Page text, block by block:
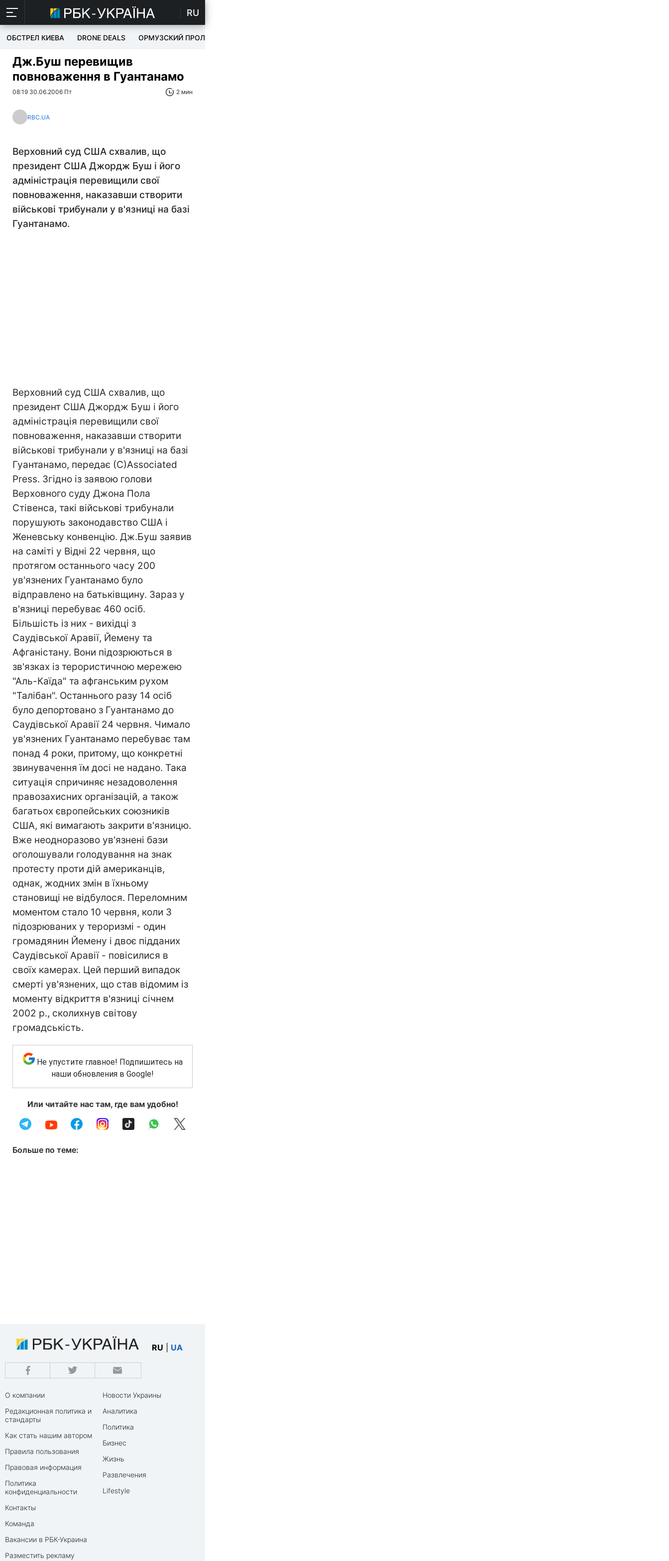
RU
ОБСТРЕЛ КИЕВА DRONE DEALS ОРМУЗСКИЙ ПРОЛИВ
Дж.Буш перевищив
повноваження в Гуантанамо
08:19 30.06.2006 Пт 2 мин
RBC.UA
Верховний суд США схвалив, що
президент США Джордж Буш і його
адміністрація перевищили свої
повноваження, наказавши створити
військові трибунали у в'язниці на базі
Гуантанамо.
Верховний суд США схвалив, що
президент США Джордж Буш і його
адміністрація перевищили свої
повноваження, наказавши створити
військові трибунали у в'язниці на базі
Гуантанамо, передає (С)Associated
Press. Згідно із заявою голови
Верховного суду Джона Пола
Стівенса, такі військові трибунали
порушують законодавство США і
Женевську конвенцію. Дж.Буш заявив
на саміті у Відні 22 червня, що
протягом останнього часу 200
ув'язнених Гуантанамо було
відправлено на батьківщину. Зараз у
в'язниці перебуває 460 осіб.
Більшість із них - вихідці з
Саудівської Аравії, Йемену та
Афганістану. Вони підозрюються в
зв'язках із терористичною мережею
"Аль-Каїда" та афганським рухом
"Талібан". Останнього разу 14 осіб
було депортовано з Гуантанамо до
Саудівської Аравії 24 червня. Чимало
ув'язнених Гуантанамо перебуває там
понад 4 роки, притому, що конкретні
звинувачення їм досі не надано. Така
ситуація спричиняє незадоволення
правозахисних організацій, а також
багатьох європейських союзників
США, які вимагають закрити в'язницю.
Вже неодноразово ув'язнені бази
оголошували голодування на знак
протесту проти дій американців,
однак, жодних змін в їхньому
становищі не відбулося. Переломним
моментом стало 10 червня, коли 3
підозрюваних у тероризмі - один
громадянин Йемену і двоє підданих
Саудівської Аравії - повісилися в
своїх камерах. Цей перший випадок
смерті ув'язнених, що став відомим із
моменту відкриття в'язниці січнем
2002 р., сколихнув світову
громадськість.
Не упустите главное! Подпишитесь на
наши обновления в Google!
Или читайте нас там, где вам удобно!
Больше по теме:
RU UA
О компании
Редакционная политика и
стандарты
Как стать нашим автором
Правила пользования
Правовая информация
Политика
конфиденциальности
Контакты
Команда
Вакансии в РБК-Украина
Разместить рекламу
Новости Украины
Аналитика
Политика
Бизнес
Жизнь
Развлечения
Lifestyle